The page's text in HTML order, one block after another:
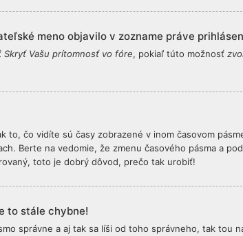
meno objavilo v zozname práve
Skryť Vašu prítomnosť vo fóre, pokiaľ túto možnosť
to, čo vidíte sú časy zobrazené v inom časovom
Berte na vedomie, že zmenu časového pásma a
toto je dobrý dôvod, prečo tak urobiť!
to stále chybne!
správne a aj tak sa líši od toho správneho, tak tou